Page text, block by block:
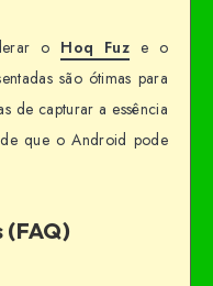
o Hoq Fuze o
são ótimas para
de capturar a essência
que o Android pode